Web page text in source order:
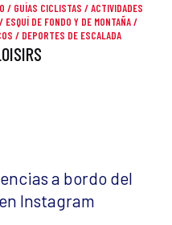
/ GUÍAS CICLISTAS /ACTIVIDADES
/ ESQUÍ DE FONDO Y DE MONTAÑA/
/ DEPORTES DE ESCALADA
a bordo del
en Instagram